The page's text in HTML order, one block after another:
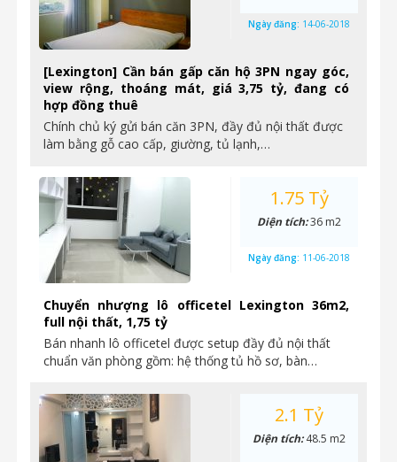
[Lexington] Cần bán gấp căn hộ 3PN ngay góc,
view rộng, thoáng mát, giá 3,75 tỷ, đang có
hợp đồng thuê
Chính chủ ký gửi bán căn 3PN, đầy đủ nội thất được
làm bằng gỗ cao cấp, giường, tủ lạnh,…
Ngày đăng: 14-06-2018
Chuyển nhượng lô officetel Lexington 36m2,
full nội thất, 1,75 tỷ
Bán nhanh lô officetel được setup đầy đủ nội thất
chuẩn văn phòng gồm: hệ thống tủ hồ sơ, bàn…
1.75 Tỷ
Diện tích:36 m2
Ngày đăng: 11-06-2018
2.1 Tỷ
Diện tích:48.5 m2